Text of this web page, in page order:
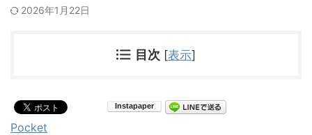
2026年1月22日
目次 [表示]
Pocket